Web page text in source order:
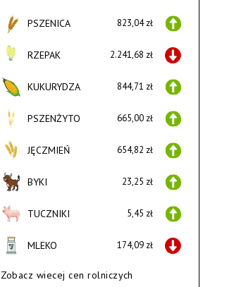
PSZENICA 823,04 zł
RZEPAK 2.241,68 zł
KUKURYDZA 844,71 zł
PSZENŻYTO 665,00 zł
JĘCZMIEŃ 654,82 zł
BYKI 23,25 zł
TUCZNIKI 5,45 zł
MLEKO 174,09 zł
Zobacz wiecej cen rolniczych